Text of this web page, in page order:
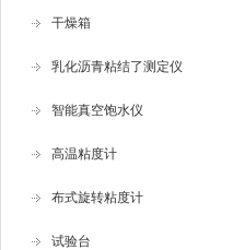
干燥箱
乳化沥青粘结了测定仪
智能真空饱水仪
高温粘度计
布式旋转粘度计
试验台